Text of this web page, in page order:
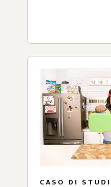
CASO DI